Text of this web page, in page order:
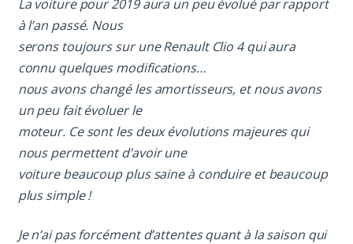
La voiture pour 2019 aura un peu évolué par rapport
à l’an passé. Nous
serons toujours sur une Renault Clio 4 qui aura
connu quelques modifications…
nous avons changé les amortisseurs, et nous avons
un peu fait évoluer le
moteur. Ce sont les deux évolutions majeures qui
nous permettent d’avoir une
voiture beaucoup plus saine à conduire et beaucoup
plus simple !
Je n’ai pas forcément d’attentes quant à la saison qui